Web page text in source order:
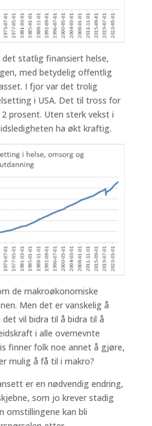
det statlig finansiert helse,
med betydelig offentlig
I fjor var det trolig
i USA. Det til tross for
prosent. Uten sterk vekst i
ha økt kraftig.
de makroøkonomiske
Men det er vanskelig å
vil bidra til å bidra til å
i alle overnevnte
finner folk noe annet å gjøre,
mulig å få til i makro?
er en nødvendig endring,
som jo krever stadig
omstillingene kan bli